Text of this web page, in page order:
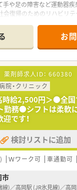
手や足の障害など運動器
会復帰のためのリハビリ
が良く、スタッフからの信
と思える人柄です
会を開催。ドクターとの
お
薬剤師求人ID： 660380
院・クリニック
時給2,500円＞●全
勤務●シフトは柔軟
です！
検討リストに追加
Ｗワーク可 車通勤可
市
線)／高岡駅 (JR氷見線)／高